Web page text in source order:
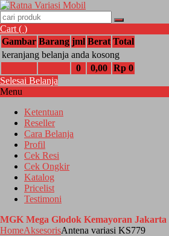
Cart ( )
Gambar Barang jml Berat Total
keranjang belanja anda kosong
0
0,00 Rp 0
Selesai Belanja
Menu
Ketentuan
Reseller
Cara Belanja
Profil
Cek Resi
Cek Ongkir
Katalog
Pricelist
Testimoni
MGK Mega Glodok Kemayoran Jakarta
HomeAksesorisAntena variasi KS779